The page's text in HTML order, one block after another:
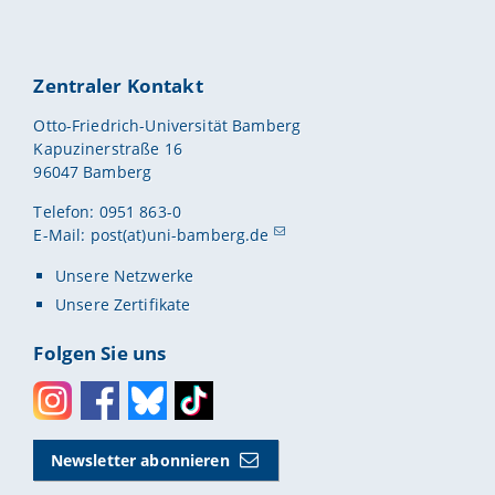
Zentraler Kontakt
Otto-Friedrich-Universität Bamberg
Kapuzinerstraße 16
96047 Bamberg
Telefon: 0951 863-0
E-Mail: post(at)uni-bamberg.de
Unsere Netzwerke
Unsere Zertifikate
Folgen Sie uns
InstagramFacebookBlueskyToktok
Newsletter abonnieren